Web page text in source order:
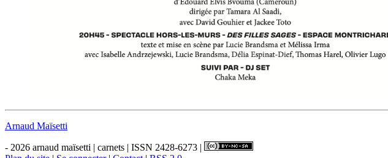
Arnaud Maïsetti
- 2026 arnaud maïsetti | carnets | ISSN 2428-6273 |